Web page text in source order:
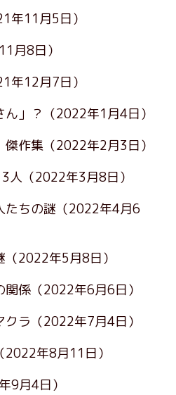
年11月5日）
月8日）
年12月7日）
」？ （2022年1月4日）
作集 （2022年2月3日）
人 （2022年3月8日）
たちの謎 （2022年4月6
（2022年5月8日）
関係 （2022年6月6日）
クラ （2022年7月4日）
（2022年8月11日）
9月4日）